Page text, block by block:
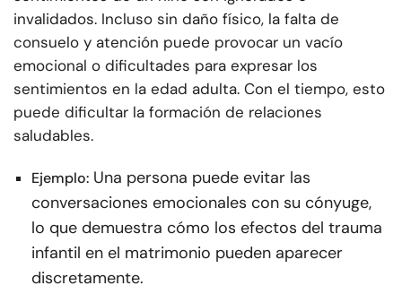
invalidados. Incluso sin daño físico, la falta de
consuelo y atención puede provocar un vacío
emocional o dificultades para expresar los
sentimientos en la edad adulta. Con el tiempo, esto
puede dificultar la formación de relaciones
saludables.
Ejemplo: Una persona puede evitar las
conversaciones emocionales con su cónyuge,
lo que demuestra cómo los efectos del trauma
infantil en el matrimonio pueden aparecer
discretamente.